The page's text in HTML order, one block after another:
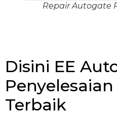
Repair Autogate
Disini EE
Terbaik